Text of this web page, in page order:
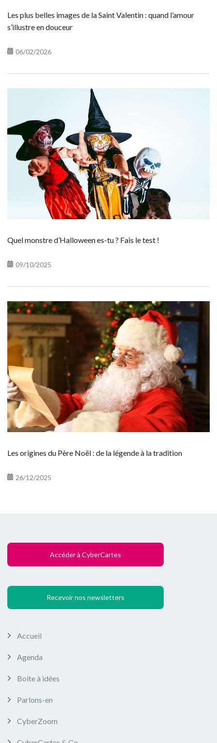
Les plus belles images de la Saint Valentin : quand l’amour
s’illustre en douceur
06/02/2026
Quel monstre d’Halloween es-tu ? Fais le test !
09/10/2025
Les origines du Père Noël : de la légende à la tradition
26/12/2025
Accéder à CyberCartes
Recevoir nos newsletters
Accueil
Agenda
Boite à idées
Parlons-en
CyberZoom